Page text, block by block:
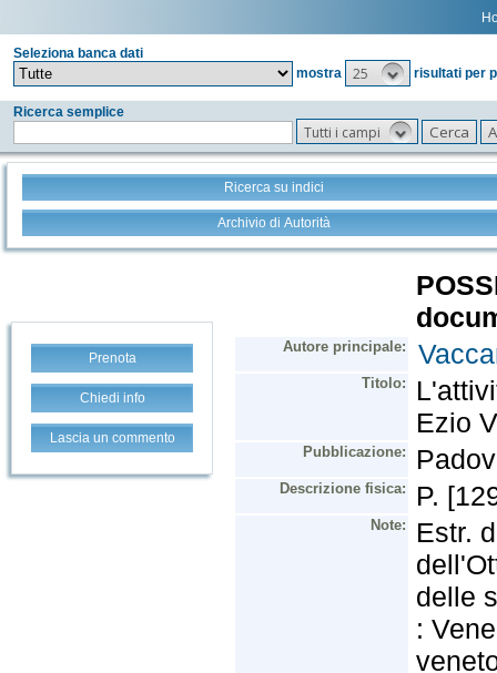
Seleziona banca dati
mostra
25 risultati per
Ricerca semplice
Tutti i campi
Ricerca su indici
Archivio di Autorità
Prenota
Chiedi info
Lascia un commento